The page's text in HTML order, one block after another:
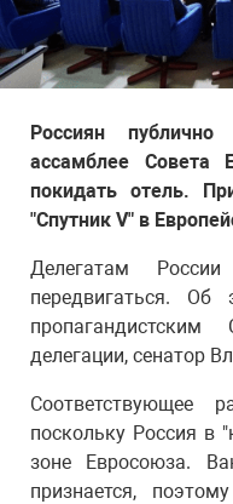
Россиян
ассамблее Совета
покидать отель.
"Спутник V" в
Делегатам
передвигаться.
делегации, сенатор
Соответствующее
поскольку Россия в
зоне Евросоюза.
признается,